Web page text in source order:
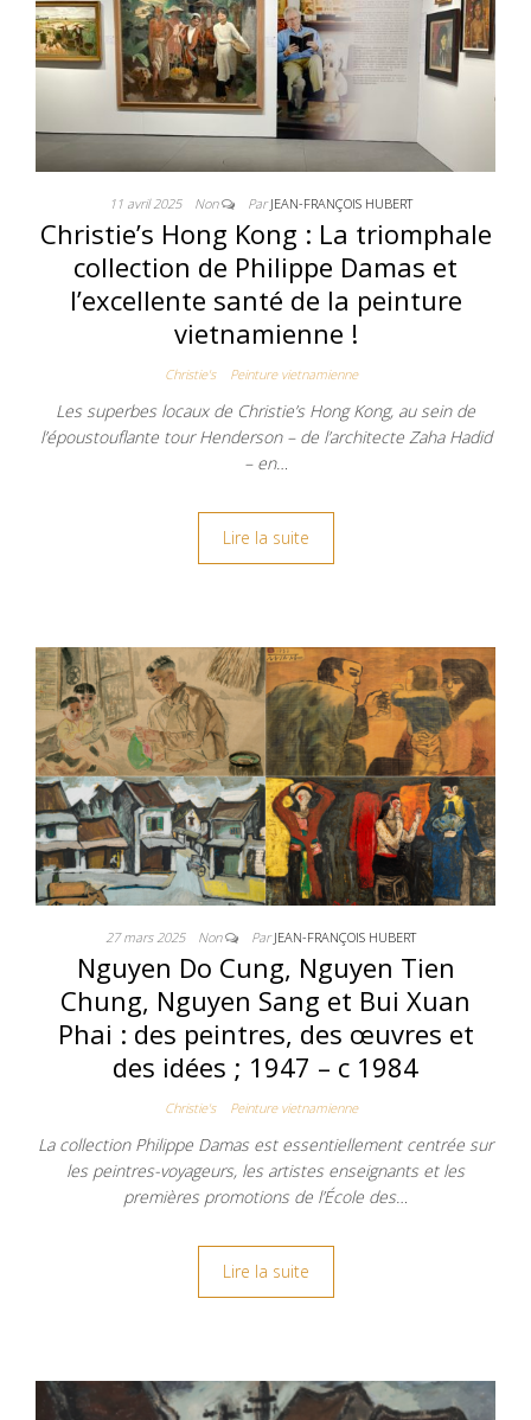
11 avril 2025 Non ParJEAN-FRANÇOIS HUBERT
Christie’s Hong Kong : La triomphale
collection de Philippe Damas et
l’excellente santé de la peinture
vietnamienne !
Christie's Peinture vietnamienne
Les superbes locaux de Christie’s Hong Kong, au sein de
l’époustouflante tour Henderson – de l’architecte Zaha Hadid
– en…
Lire la suite
27 mars 2025 Non ParJEAN-FRANÇOIS HUBERT
Nguyen Do Cung, Nguyen Tien
Chung, Nguyen Sang et Bui Xuan
Phai : des peintres, des œuvres et
des idées ; 1947 – c 1984
Christie's Peinture vietnamienne
La collection Philippe Damas est essentiellement centrée sur
les peintres-voyageurs, les artistes enseignants et les
premières promotions de l’École des…
Lire la suite